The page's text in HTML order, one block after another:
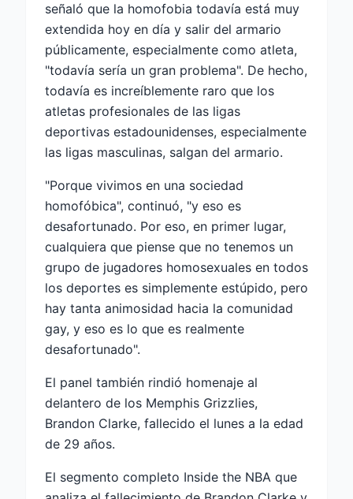
señaló que la homofobia todavía está muy
extendida hoy en día y salir del armario
públicamente, especialmente como atleta,
"todavía sería un gran problema". De hecho,
todavía es increíblemente raro que los
atletas profesionales de las ligas
deportivas estadounidenses, especialmente
las ligas masculinas, salgan del armario.
"Porque vivimos en una sociedad
homofóbica", continuó, "y eso es
desafortunado. Por eso, en primer lugar,
cualquiera que piense que no tenemos un
grupo de jugadores homosexuales en todos
los deportes es simplemente estúpido, pero
hay tanta animosidad hacia la comunidad
gay, y eso es lo que es realmente
desafortunado".
El panel también rindió homenaje al
delantero de los Memphis Grizzlies,
Brandon Clarke, fallecido el lunes a la edad
de 29 años.
El segmento completo Inside the NBA que